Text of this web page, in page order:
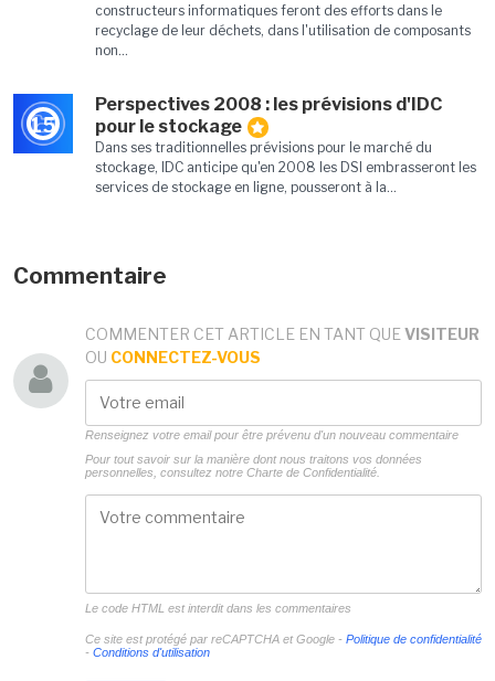
constructeurs informatiques feront des efforts dans le
recyclage de leur déchets, dans l'utilisation de composants
non...
15
Perspectives 2008 : les prévisions d'IDC
pour le stockage
Dans ses traditionnelles prévisions pour le marché du
stockage, IDC anticipe qu'en 2008 les DSI embrasseront les
services de stockage en ligne, pousseront à la...
Commentaire
COMMENTER CET ARTICLE EN TANT QUE VISITEUR
OU CONNECTEZ-VOUS
Renseignez votre email pour être prévenu d'un nouveau commentaire
Pour tout savoir sur la manière dont nous traitons vos données
personnelles, consultez notre Charte de Confidentialité.
Le code HTML est interdit dans les commentaires
Ce site est protégé par reCAPTCHA et Google - Politique de confidentialité
- Conditions d'utilisation